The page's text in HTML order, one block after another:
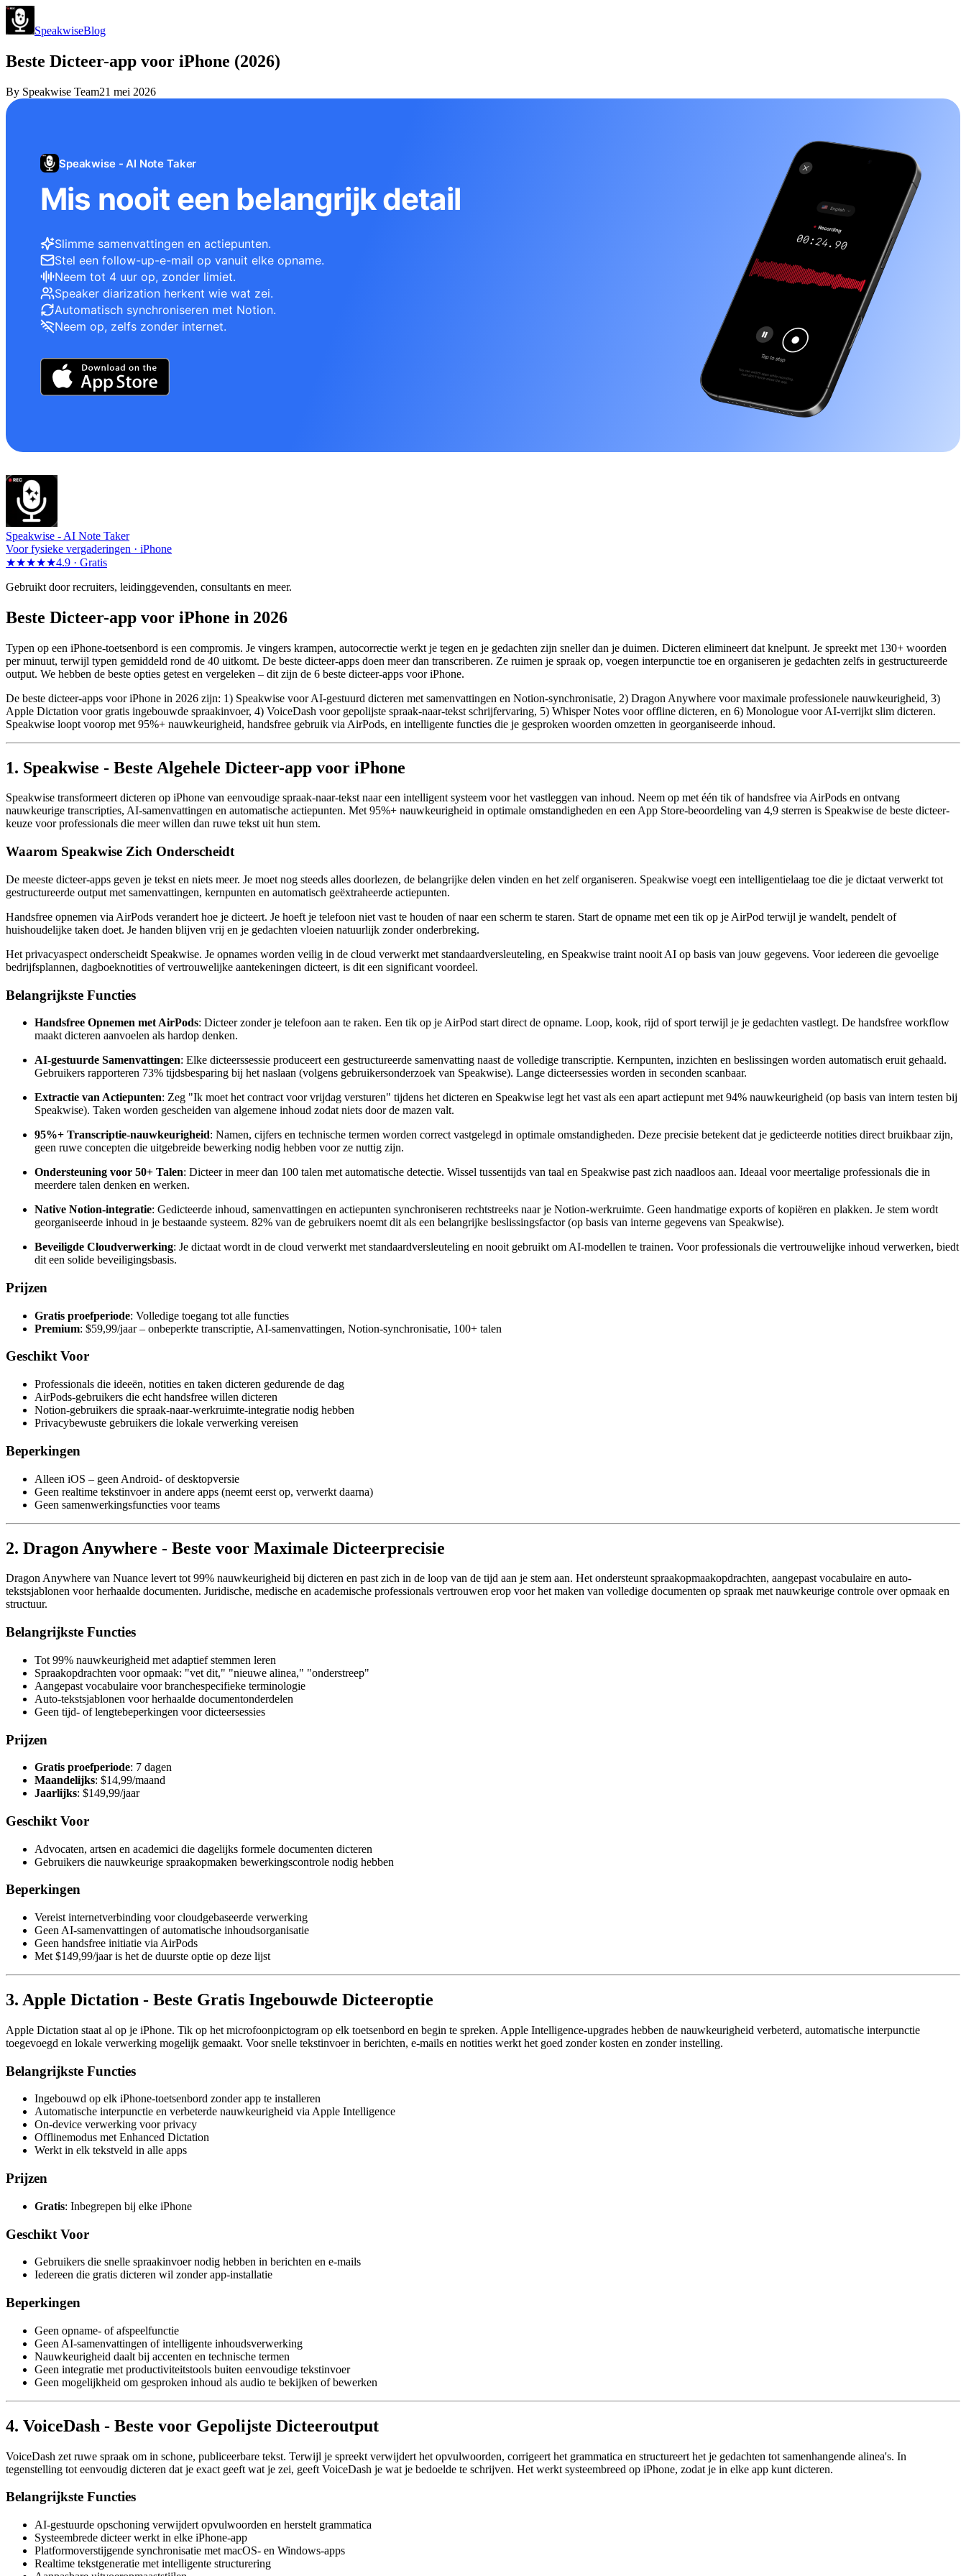
SpeakwiseBlog
Beste Dicteer-app voor iPhone (2026)
By Speakwise Team21 mei 2026
Speakwise - AI Note Taker
Mis nooit een belangrijk detail
Slimme samenvattingen en actiepunten.
Stel een follow-up-e-mail op vanuit elke opname.
Neem tot 4 uur op, zonder limiet.
Speaker diarization herkent wie wat zei.
Automatisch synchroniseren met Notion.
Neem op, zelfs zonder internet.
Speakwise - AI Note Taker
Voor fysieke vergaderingen · iPhone
★★★★★4.9 · Gratis
Gebruikt door recruiters, leidinggevenden, consultants en meer.
Beste Dicteer-app voor iPhone in 2026
Typen op een iPhone-toetsenbord is een compromis. Je vingers krampen, autocorrectie werkt je tegen en je gedachten zijn sneller dan je duimen. Dicteren elimineert dat knelpunt. Je spreekt met 130+ woorden
per minuut, terwijl typen gemiddeld rond de 40 uitkomt. De beste dicteer-apps doen meer dan transcriberen. Ze ruimen je spraak op, voegen interpunctie toe en organiseren je gedachten zelfs in gestructureerde
output. We hebben de beste opties getest en vergeleken – dit zijn de 6 beste dicteer-apps voor iPhone.
De beste dicteer-apps voor iPhone in 2026 zijn: 1) Speakwise voor AI-gestuurd dicteren met samenvattingen en Notion-synchronisatie, 2) Dragon Anywhere voor maximale professionele nauwkeurigheid, 3)
Apple Dictation voor gratis ingebouwde spraakinvoer, 4) VoiceDash voor gepolijste spraak-naar-tekst schrijfervaring, 5) Whisper Notes voor offline dicteren, en 6) Monologue voor AI-verrijkt slim dicteren.
Speakwise loopt voorop met 95%+ nauwkeurigheid, handsfree gebruik via AirPods, en intelligente functies die je gesproken woorden omzetten in georganiseerde inhoud.
1. Speakwise - Beste Algehele Dicteer-app voor iPhone
Speakwise transformeert dicteren op iPhone van eenvoudige spraak-naar-tekst naar een intelligent systeem voor het vastleggen van inhoud. Neem op met één tik of handsfree via AirPods en ontvang
nauwkeurige transcripties, AI-samenvattingen en automatische actiepunten. Met 95%+ nauwkeurigheid in optimale omstandigheden en een App Store-beoordeling van 4,9 sterren is Speakwise de beste dicteer-
keuze voor professionals die meer willen dan ruwe tekst uit hun stem.
Waarom Speakwise Zich Onderscheidt
De meeste dicteer-apps geven je tekst en niets meer. Je moet nog steeds alles doorlezen, de belangrijke delen vinden en het zelf organiseren. Speakwise voegt een intelligentielaag toe die je dictaat verwerkt tot
gestructureerde output met samenvattingen, kernpunten en automatisch geëxtraheerde actiepunten.
Handsfree opnemen via AirPods verandert hoe je dicteert. Je hoeft je telefoon niet vast te houden of naar een scherm te staren. Start de opname met een tik op je AirPod terwijl je wandelt, pendelt of
huishoudelijke taken doet. Je handen blijven vrij en je gedachten vloeien natuurlijk zonder onderbreking.
Het privacyaspect onderscheidt Speakwise. Je opnames worden veilig in de cloud verwerkt met standaardversleuteling, en Speakwise traint nooit AI op basis van jouw gegevens. Voor iedereen die gevoelige
bedrijfsplannen, dagboeknotities of vertrouwelijke aantekeningen dicteert, is dit een significant voordeel.
Belangrijkste Functies
Handsfree Opnemen met AirPods: Dicteer zonder je telefoon aan te raken. Een tik op je AirPod start direct de opname. Loop, kook, rijd of sport terwijl je je gedachten vastlegt. De handsfree workflow
maakt dicteren aanvoelen als hardop denken.
AI-gestuurde Samenvattingen: Elke dicteerssessie produceert een gestructureerde samenvatting naast de volledige transcriptie. Kernpunten, inzichten en beslissingen worden automatisch eruit gehaald.
Gebruikers rapporteren 73% tijdsbesparing bij het naslaan (volgens gebruikersonderzoek van Speakwise). Lange dicteersessies worden in seconden scanbaar.
Extractie van Actiepunten: Zeg "Ik moet het contract voor vrijdag versturen" tijdens het dicteren en Speakwise legt het vast als een apart actiepunt met 94% nauwkeurigheid (op basis van intern testen bij
Speakwise). Taken worden gescheiden van algemene inhoud zodat niets door de mazen valt.
95%+ Transcriptie-nauwkeurigheid: Namen, cijfers en technische termen worden correct vastgelegd in optimale omstandigheden. Deze precisie betekent dat je gedicteerde notities direct bruikbaar zijn,
geen ruwe concepten die uitgebreide bewerking nodig hebben voor ze nuttig zijn.
Ondersteuning voor 50+ Talen: Dicteer in meer dan 100 talen met automatische detectie. Wissel tussentijds van taal en Speakwise past zich naadloos aan. Ideaal voor meertalige professionals die in
meerdere talen denken en werken.
Native Notion-integratie: Gedicteerde inhoud, samenvattingen en actiepunten synchroniseren rechtstreeks naar je Notion-werkruimte. Geen handmatige exports of kopiëren en plakken. Je stem wordt
georganiseerde inhoud in je bestaande systeem. 82% van de gebruikers noemt dit als een belangrijke beslissingsfactor (op basis van interne gegevens van Speakwise).
Beveiligde Cloudverwerking: Je dictaat wordt in de cloud verwerkt met standaardversleuteling en nooit gebruikt om AI-modellen te trainen. Voor professionals die vertrouwelijke inhoud verwerken, biedt
dit een solide beveiligingsbasis.
Prijzen
Gratis proefperiode: Volledige toegang tot alle functies
Premium: $59,99/jaar – onbeperkte transcriptie, AI-samenvattingen, Notion-synchronisatie, 100+ talen
Geschikt Voor
Professionals die ideeën, notities en taken dicteren gedurende de dag
AirPods-gebruikers die echt handsfree willen dicteren
Notion-gebruikers die spraak-naar-werkruimte-integratie nodig hebben
Privacybewuste gebruikers die lokale verwerking vereisen
Beperkingen
Alleen iOS – geen Android- of desktopversie
Geen realtime tekstinvoer in andere apps (neemt eerst op, verwerkt daarna)
Geen samenwerkingsfuncties voor teams
2. Dragon Anywhere - Beste voor Maximale Dicteerprecisie
Dragon Anywhere van Nuance levert tot 99% nauwkeurigheid bij dicteren en past zich in de loop van de tijd aan je stem aan. Het ondersteunt spraakopmaakopdrachten, aangepast vocabulaire en auto-
tekstsjablonen voor herhaalde documenten. Juridische, medische en academische professionals vertrouwen erop voor het maken van volledige documenten op spraak met nauwkeurige controle over opmaak en
structuur.
Belangrijkste Functies
Tot 99% nauwkeurigheid met adaptief stemmen leren
Spraakopdrachten voor opmaak: "vet dit," "nieuwe alinea," "onderstreep"
Aangepast vocabulaire voor branchespecifieke terminologie
Auto-tekstsjablonen voor herhaalde documentonderdelen
Geen tijd- of lengtebeperkingen voor dicteersessies
Prijzen
Gratis proefperiode: 7 dagen
Maandelijks: $14,99/maand
Jaarlijks: $149,99/jaar
Geschikt Voor
Advocaten, artsen en academici die dagelijks formele documenten dicteren
Gebruikers die nauwkeurige spraakopmaken bewerkingscontrole nodig hebben
Beperkingen
Vereist internetverbinding voor cloudgebaseerde verwerking
Geen AI-samenvattingen of automatische inhoudsorganisatie
Geen handsfree initiatie via AirPods
Met $149,99/jaar is het de duurste optie op deze lijst
3. Apple Dictation - Beste Gratis Ingebouwde Dicteeroptie
Apple Dictation staat al op je iPhone. Tik op het microfoonpictogram op elk toetsenbord en begin te spreken. Apple Intelligence-upgrades hebben de nauwkeurigheid verbeterd, automatische interpunctie
toegevoegd en lokale verwerking mogelijk gemaakt. Voor snelle tekstinvoer in berichten, e-mails en notities werkt het goed zonder kosten en zonder instelling.
Belangrijkste Functies
Ingebouwd op elk iPhone-toetsenbord zonder app te installeren
Automatische interpunctie en verbeterde nauwkeurigheid via Apple Intelligence
On-device verwerking voor privacy
Offlinemodus met Enhanced Dictation
Werkt in elk tekstveld in alle apps
Prijzen
Gratis: Inbegrepen bij elke iPhone
Geschikt Voor
Gebruikers die snelle spraakinvoer nodig hebben in berichten en e-mails
Iedereen die gratis dicteren wil zonder app-installatie
Beperkingen
Geen opname- of afspeelfunctie
Geen AI-samenvattingen of intelligente inhoudsverwerking
Nauwkeurigheid daalt bij accenten en technische termen
Geen integratie met productiviteitstools buiten eenvoudige tekstinvoer
Geen mogelijkheid om gesproken inhoud als audio te bekijken of bewerken
4. VoiceDash - Beste voor Gepolijste Dicteeroutput
VoiceDash zet ruwe spraak om in schone, publiceerbare tekst. Terwijl je spreekt verwijdert het opvulwoorden, corrigeert het grammatica en structureert het je gedachten tot samenhangende alinea's. In
tegenstelling tot eenvoudig dicteren dat je exact geeft wat je zei, geeft VoiceDash je wat je bedoelde te schrijven. Het werkt systeembreed op iPhone, zodat je in elke app kunt dicteren.
Belangrijkste Functies
AI-gestuurde opschoning verwijdert opvulwoorden en herstelt grammatica
Systeembrede dicteer werkt in elke iPhone-app
Platformoverstijgende synchronisatie met macOS- en Windows-apps
Realtime tekstgeneratie met intelligente structurering